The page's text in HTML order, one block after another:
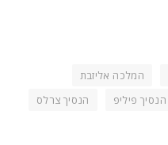
המלכה אליזבת
הנסיך פיליפ הנסיך צרלס